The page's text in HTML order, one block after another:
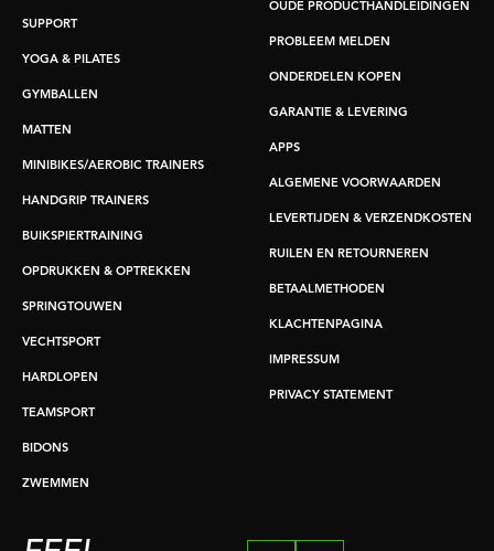
SUPPORT
YOGA & PILATES
GYMBALLEN
MATTEN
MINIBIKES/AEROBIC TRAINERS
HANDGRIP TRAINERS
BUIKSPIERTRAINING
OPDRUKKEN & OPTREKKEN
SPRINGTOUWEN
VECHTSPORT
HARDLOPEN
TEAMSPORT
BIDONS
ZWEMMEN
OUDE PRODUCTHANDLEIDINGEN
PROBLEEM MELDEN
ONDERDELEN KOPEN
GARANTIE & LEVERING
APPS
ALGEMENE VOORWAARDEN
LEVERTIJDEN & VERZENDKOSTEN
RUILEN EN RETOURNEREN
BETAALMETHODEN
KLACHTENPAGINA
IMPRESSUM
PRIVACY STATEMENT